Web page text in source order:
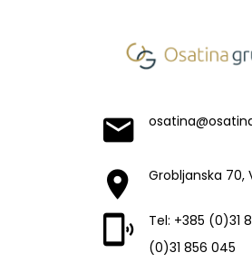
Grobljanska 70,
Tel: +385 (0)31
(0)31 856 045